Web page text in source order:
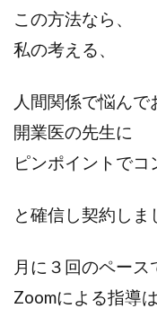
この方法なら、
私の考える、
人間関係で悩んで
開業医の先生に
ピンポイントでコ
と確信し契約しま
月に３回のペース
Zoomによる指導は